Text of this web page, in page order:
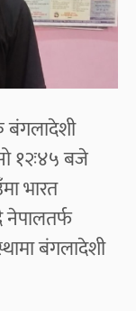
बंगलादेशी
१२ः४५ बजे
भारत
नेपालतर्फ
बंगलादेशी